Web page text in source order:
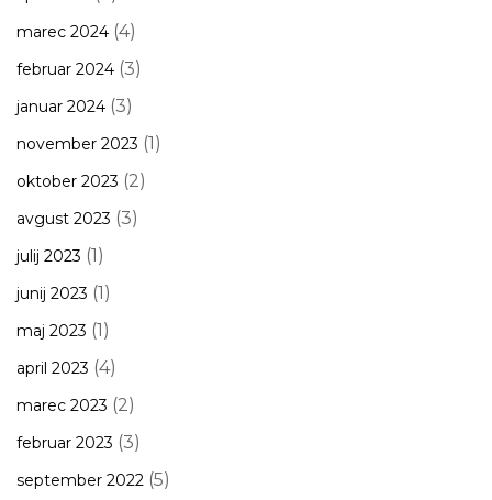
marec 2024 (4)
februar 2024 (3)
januar 2024 (3)
november 2023 (1)
oktober 2023 (2)
avgust 2023 (3)
julij 2023 (1)
junij 2023 (1)
maj 2023 (1)
april 2023 (4)
marec 2023 (2)
februar 2023 (3)
september 2022 (5)